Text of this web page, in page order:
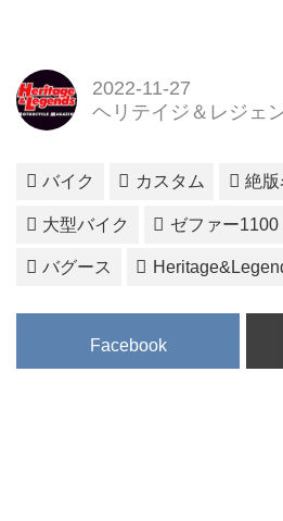
2022-11-27
ヘリテイジ＆レジェ
バイク カスタム 絶
大型バイク ゼファー1100
バグース
Facebook